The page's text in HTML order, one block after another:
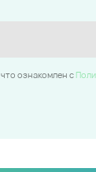
ознакомлен c